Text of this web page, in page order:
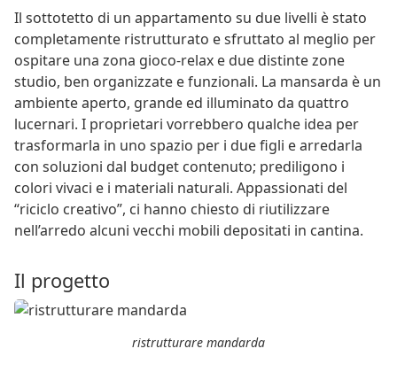
Il sottotetto di un appartamento su due livelli è stato
completamente ristrutturato e sfruttato al meglio per
ospitare una zona gioco-relax e due distinte zone
studio, ben organizzate e funzionali. La mansarda è un
ambiente aperto, grande ed illuminato da quattro
lucernari. I proprietari vorrebbero qualche idea per
trasformarla in uno spazio per i due figli e arredarla
con soluzioni dal budget contenuto; prediligono i
colori vivaci e i materiali naturali. Appassionati del
“riciclo creativo”, ci hanno chiesto di riutilizzare
nell’arredo alcuni vecchi mobili depositati in cantina.
Il progetto
ristrutturare mandarda